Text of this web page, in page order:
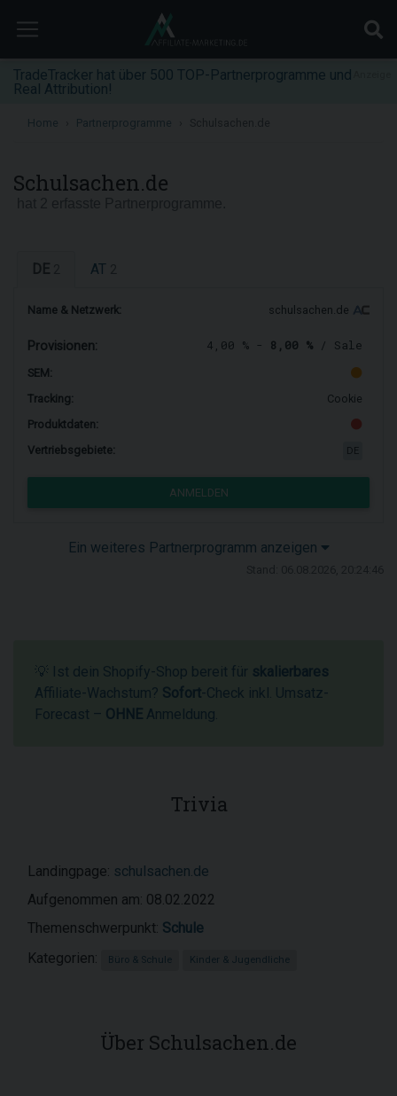
TradeTracker hat über 500 TOP-Partnerprogramme und
Real Attribution!
Home Partnerprogramme
Schulsachen.de
DE AT
Name & Netzwerk: schulsachen.de
Provisionen: 4,00 % - 8,00 % / Sale
SEM:
Tracking:
Cookie
Produktdaten:
Vertriebsgebiete:
ANMELDEN
Ein weiteres Partnerprogramm anzeigen
💡 Ist dein Shopify-Shop bereit für skalierbares
Affiliate-Wachstum? Sofort-Check inkl. Umsatz-
Forecast – OHNE Anmeldung.
Trivia
Landingpage: schulsachen.de
Aufgenommen am: 08.02.2022
Themenschwerpunkt: Schule
Kategorien:
Büro & Schule Kinder & Jugendliche
Über Schulsachen.de